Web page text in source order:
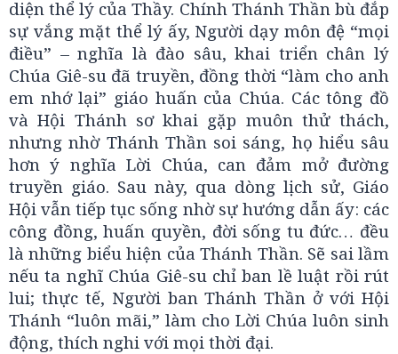
diện thể lý của Thầy. Chính Thánh Thần bù đắp
sự vắng mặt thể lý ấy, Người dạy môn đệ “mọi
điều” – nghĩa là đào sâu, khai triển chân lý
Chúa Giê-su đã truyền, đồng thời “làm cho anh
em nhớ lại” giáo huấn của Chúa. Các tông đồ
và Hội Thánh sơ khai gặp muôn thử thách,
nhưng nhờ Thánh Thần soi sáng, họ hiểu sâu
hơn ý nghĩa Lời Chúa, can đảm mở đường
truyền giáo. Sau này, qua dòng lịch sử, Giáo
Hội vẫn tiếp tục sống nhờ sự hướng dẫn ấy: các
công đồng, huấn quyền, đời sống tu đức… đều
là những biểu hiện của Thánh Thần. Sẽ sai lầm
nếu ta nghĩ Chúa Giê-su chỉ ban lề luật rồi rút
lui; thực tế, Người ban Thánh Thần ở với Hội
Thánh “luôn mãi,” làm cho Lời Chúa luôn sinh
động, thích nghi với mọi thời đại.